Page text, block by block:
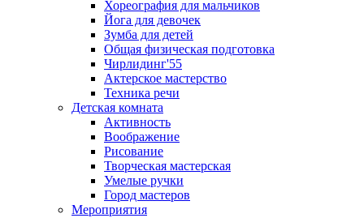
Хореография для мальчиков
Йога для девочек
Зумба для детей
Общая физическая подготовка
Чирлидинг'55
Актерское мастерство
Техника речи
Детская комната
Активность
Воображение
Рисование
Творческая мастерская
Умелые ручки
Город мастеров
Мероприятия